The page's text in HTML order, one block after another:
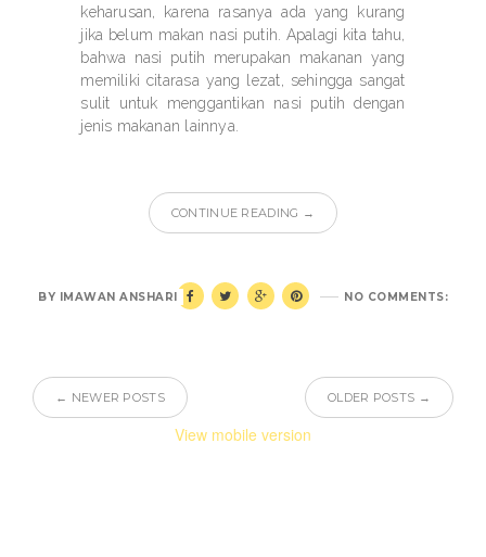
keharusan, karena rasanya ada yang kurang
jika belum makan nasi putih. Apalagi kita tahu,
bahwa nasi putih merupakan makanan yang
memiliki citarasa yang lezat, sehingga sangat
sulit untuk menggantikan nasi putih dengan
jenis makanan lainnya.
CONTINUE READING →
NO COMMENTS:
BY IMAWAN ANSHARI
← NEWER POSTS OLDER POSTS →
View mobile version